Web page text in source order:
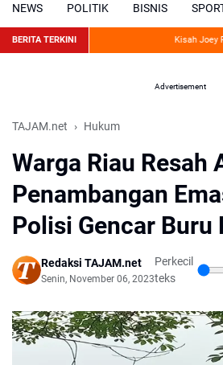
NEWS POLITIK BISNIS
BERITA TERKINI Kisah Joey
Advertisement
TAJAM.net Hukum
Warga Riau Resah
Penambangan
Polisi Gencar Buru
Redaksi TAJAM.net
Senin, November 06, 2023
Perkecil
teks